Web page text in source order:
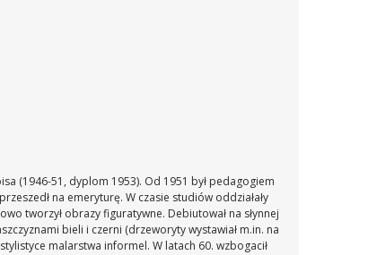
(1946-51, dyplom 1953). Od 1951 był pedagogiem
na emeryturę. W czasie studiów oddziałały
tworzył obrazy figuratywne. Debiutował na słynnej
bieli i czerni (drzeworyty wystawiał m.in. na
malarstwa informel. W latach 60. wzbogacił